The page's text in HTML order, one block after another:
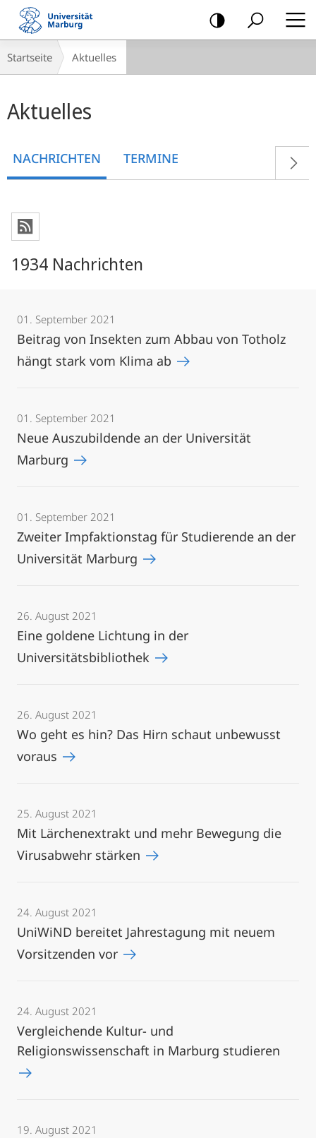
Mobile-
Navigation
Breadcrumb-
Navigation
Startseite Aktuelles
Aktuelles
NACHRICHTEN TERMINE
1934 Nachrichten
01. September 2021
Beitrag von Insekten zum Abbau von Totholz
hängt stark vom Klima ab
01. September 2021
Neue Auszubildende an der Universität
Marburg
01. September 2021
Zweiter Impfaktionstag für Studierende an der
Universität Marburg
26. August 2021
Eine goldene Lichtung in der
Universitätsbibliothek
26. August 2021
Wo geht es hin? Das Hirn schaut unbewusst
voraus
25. August 2021
Mit Lärchenextrakt und mehr Bewegung die
Virusabwehr stärken
24. August 2021
UniWiND bereitet Jahrestagung mit neuem
Vorsitzenden vor
24. August 2021
Vergleichende Kultur- und
Religionswissenschaft in Marburg studieren
19. August 2021